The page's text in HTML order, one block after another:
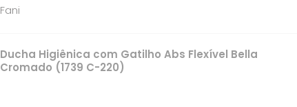
Fani
Ducha Higiênica com Gatilho Abs Flexível Bella
Cromado (1739 C-220)